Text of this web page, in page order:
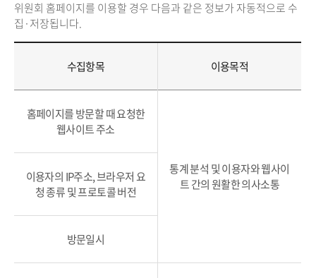
위원회 홈페이지를 이용할 경우 다음과 같은 정보가 자동적으로 수
집·저장됩니다.
수집항목 이용목적
홈페이지를 방문할 때 요청한
웹사이트 주소
통계 분석 및 이용자와 웹사이
트 간의 원활한 의사소통
이용자의 IP주소, 브라우저 요
청 종류 및 프로토콜 버전
방문일시